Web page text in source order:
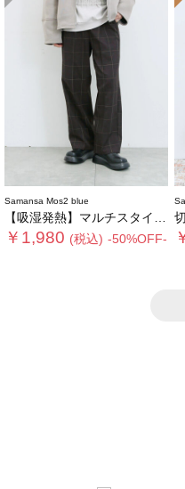
Samansa Mos2 blue
【吸湿発熱】マルチスタイルストレートパンツ
￥1,980 (税込) -50%OFF-